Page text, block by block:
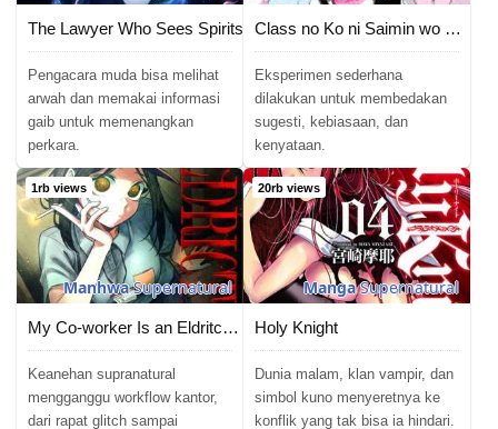
The Lawyer Who Sees Spirits
Pengacara muda bisa melihat
arwah dan memakai informasi
gaib untuk memenangkan
perkara.
Class no Ko ni Saimin wo Kakerareta?
Eksperimen sederhana
dilakukan untuk membedakan
sugesti, kebiasaan, dan
kenyataan.
1rb views
ManhwaSupernatural
My Co-worker Is an Eldritch X!
Keanehan supranatural
mengganggu workflow kantor,
dari rapat glitch sampai
20rb views
MangaSupernatural
Holy Knight
Dunia malam, klan vampir, dan
simbol kuno menyeretnya ke
konflik yang tak bisa ia hindari.